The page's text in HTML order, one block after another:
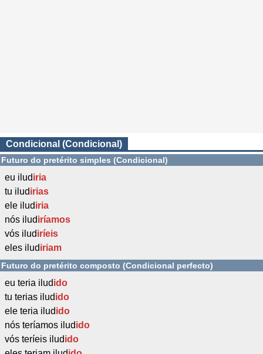
Condicional (Condicional)
Futuro do pretérito simples (Condicional)
eu iludiria
tu iludirias
ele iludiria
nós iludiríamos
vós iludiríeis
eles iludiriam
Futuro do pretérito composto (Condicional perfecto)
eu teria iludido
tu terias iludido
ele teria iludido
nós teríamos iludido
vós teríeis iludido